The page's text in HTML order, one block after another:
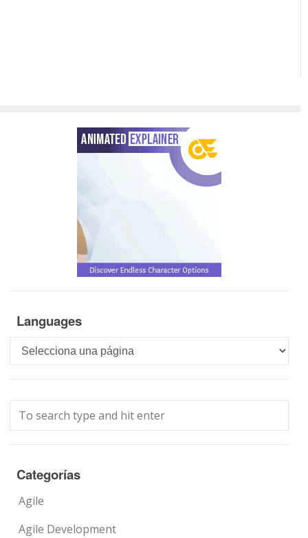
Languages
Languages
Categorías
Agile
Agile Development